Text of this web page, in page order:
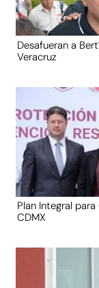
Desafueran a
Veracruz
Plan Integral
CDMX